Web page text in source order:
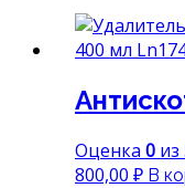
Оценка 0 из
800,00 ₽ В